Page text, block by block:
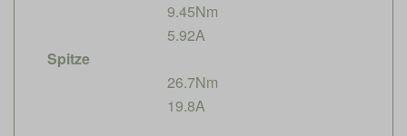
9.45Nm
5.92A
Spitze
26.7Nm
19.8A